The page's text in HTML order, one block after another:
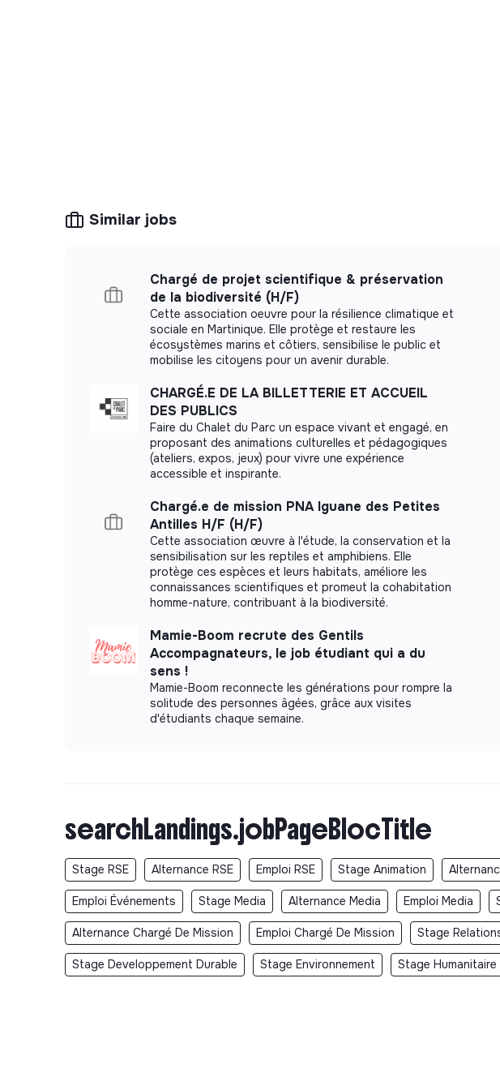
Similar jobs
Chargé de projet scientifique & préservation
de la biodiversité (H/F)
Cette association oeuvre pour la résilience climatique et
sociale en Martinique. Elle protège et restaure les
écosystèmes marins et côtiers, sensibilise le public et
mobilise les citoyens pour un avenir durable.
CHARGÉ.E DE LA BILLETTERIE ET ACCUEIL
DES PUBLICS
Faire du Chalet du Parc un espace vivant et engagé, en
proposant des animations culturelles et pédagogiques
(ateliers, expos, jeux) pour vivre une expérience
accessible et inspirante.
Chargé.e de mission PNA Iguane des Petites
Antilles H/F (H/F)
Cette association œuvre à l'étude, la conservation et la
sensibilisation sur les reptiles et amphibiens. Elle
protège ces espèces et leurs habitats, améliore les
connaissances scientifiques et promeut la cohabitation
homme-nature, contribuant à la biodiversité.
Mamie-Boom recrute des Gentils
Accompagnateurs, le job étudiant qui a du
sens !
Mamie-Boom reconnecte les générations pour rompre la
solitude des personnes âgées, grâce aux visites
d'étudiants chaque semaine.
searchLandings.jobPageBlocTitle
Stage RSE Alternance RSE Emploi RSE Stage Animation
Emploi Événements Stage Media Alternance Media Emploi Media
Alternance Chargé De Mission Emploi Chargé De Mission Stage
Stage Developpement Durable Stage Environnement Stage Humanitaire